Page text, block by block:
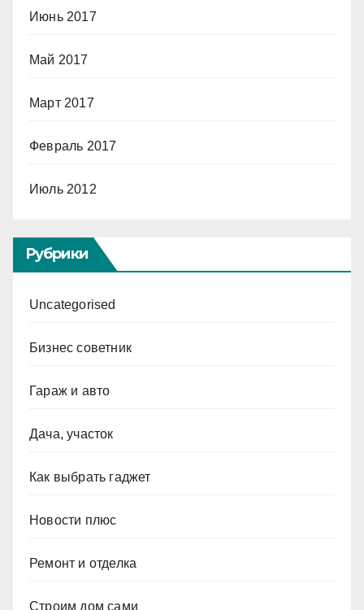
Июнь 2017
Май 2017
Март 2017
Февраль 2017
Июль 2012
Рубрики
Uncategorised
Бизнес советник
Гараж и авто
Дача, участок
Как выбрать гаджет
Новости плюс
Ремонт и отделка
Строим дом сами